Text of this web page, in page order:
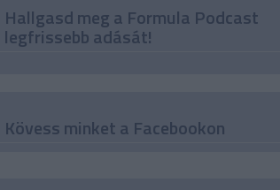
Hallgasd meg a Formula Podcast
legfrissebb adását!
Kövess minket a Facebookon